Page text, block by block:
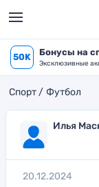
50K Бонусы на
Эксклюзивные
Спорт Футбол
Илья
20.12.2024